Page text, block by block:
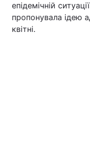
Тема оформлення
епідемічній
пропонувала ідею
квітні.